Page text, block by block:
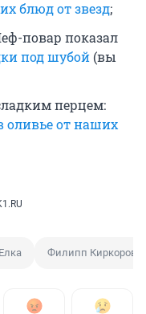
блюд от звезд;
повар показал
под шубой (вы
перцем:
оливье от наших
Елка Филипп Киркоров